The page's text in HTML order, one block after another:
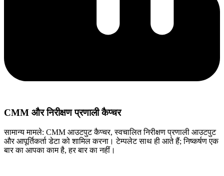
CMM और निरीक्षण प्रणाली कैप्चर
सामान्य मामले: CMM आउटपुट कैप्चर, स्वचालित निरीक्षण प्रणाली आउटपुट
और आपूर्तिकर्ता डेटा को शामिल करना। टेम्पलेट साथ ही आते हैं; निष्कर्षण एक
बार का आपका काम है, हर बार का नहीं।